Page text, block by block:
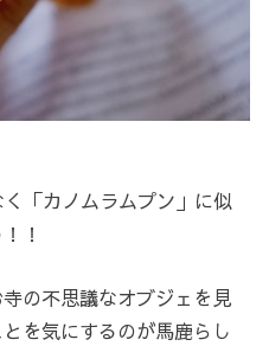
「カノムラムプン」に似
！
の不思議なオブジェを見
を気にするのが馬鹿らし